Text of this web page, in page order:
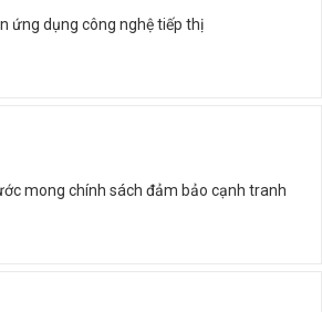
ứng dụng công nghệ tiếp thị
mong chính sách đảm bảo cạnh tranh